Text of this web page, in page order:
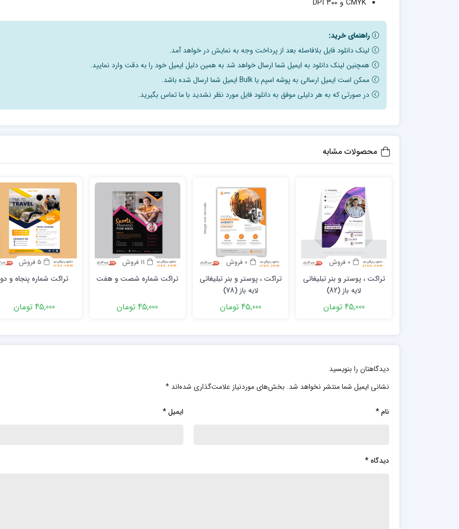
CMYK و ۳۰۰ DPI
راهنمای خرید:
لینک دانلود فایل بلافاصله بعد از پرداخت وجه به نمایش در خواهد آمد.
همچنین لینک دانلود به ایمیل شما ارسال خواهد شد به همین دلیل ایمیل خود را به دقت وارد نمایید.
ممکن است ایمیل ارسالی به پوشه اسپم یا Bulk ایمیل شما ارسال شده باشد.
در صورتی که به هر دلیلی موفق به دانلود فایل مورد نظر نشدید با ما تماس بگیرید.
محصولات مشابه
0 فروش
تراکت ، پوستر و بنر تبلیغاتی
لایه باز (82)
45,000 تومان
0 فروش
تراکت ، پوستر و بنر تبلیغاتی
لایه باز (78)
45,000 تومان
11 فروش
تراکت شماره شصت و هفت
45,000 تومان
5 فروش
تراکت شماره پنجاه و دو
45,000 تومان
دیدگاهتان را بنویسید
نشانی ایمیل شما منتشر نخواهد شد. بخش‌های موردنیاز علامت‌گذاری شده‌اند *
نام* ایمیل*
دیدگاه *